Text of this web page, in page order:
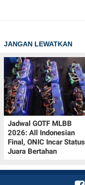
JANGAN LEWATKAN
Jadwal GOTF MLBB
2026: All Indonesian
Final, ONIC Incar Status
Juara Bertahan